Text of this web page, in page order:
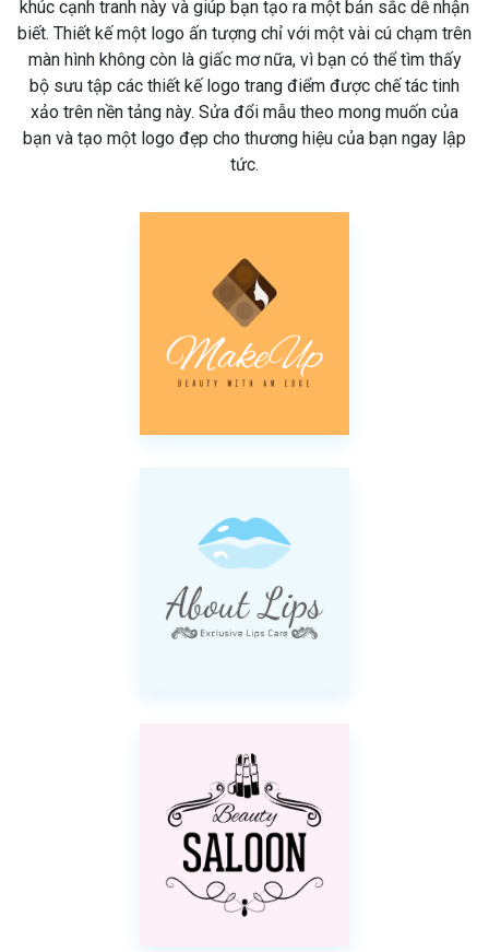
khúc cạnh tranh này và giúp bạn tạo ra một bản sắc dễ nhận
biết. Thiết kế một logo ấn tượng chỉ với một vài cú chạm trên
màn hình không còn là giấc mơ nữa, vì bạn có thể tìm thấy
bộ sưu tập các thiết kế logo trang điểm được chế tác tinh
xảo trên nền tảng này. Sửa đổi mẫu theo mong muốn của
bạn và tạo một logo đẹp cho thương hiệu của bạn ngay lập
tức.